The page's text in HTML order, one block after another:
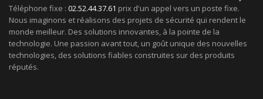
Téléphone fixe : 02.52.44.37.61 prix d'un appel vers un poste fixe.
Nous imaginons et réalisons des projets de sécurité qui rendent le
monde meilleur. Des solutions innovantes, à la pointe de la
technologie. Une passion avant tout, un goût unique des nouvelles
technologies, des solutions fiables construites sur des produits
réputés.